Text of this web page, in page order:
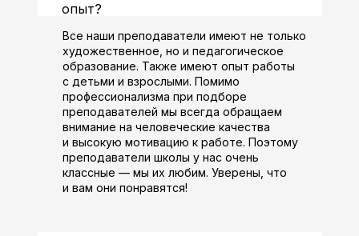
опыт?
Все наши преподаватели имеют не только
художественное, но и педагогическое
образование. Также имеют опыт работы
с детьми и взрослыми. Помимо
профессионализма при подборе
преподавателей мы всегда обращаем
внимание на человеческие качества
и высокую мотивацию к работе. Поэтому
преподаватели школы у нас очень
классные — мы их любим. Уверены, что
и вам они понравятся!